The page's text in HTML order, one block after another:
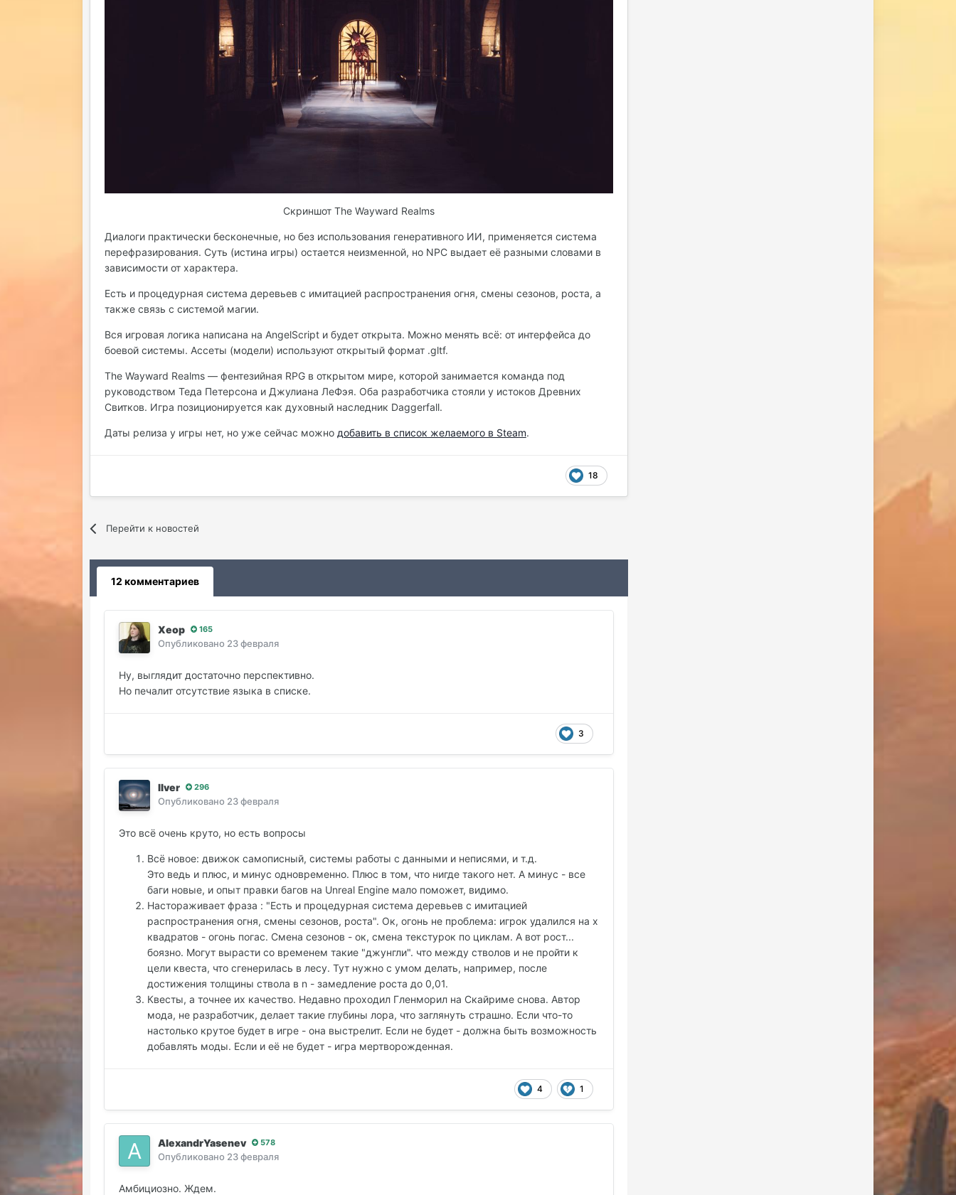
Скриншот The Wayward Realms
Диалоги практически бесконечные, но без использования генеративного ИИ, применяется система
перефразирования. Суть (истина игры) остается неизменной, но NPC выдает её разными словами в
зависимости от характера.
Есть и процедурная система деревьев с имитацией распространения огня, смены сезонов, роста, а
также связь с системой магии.
Вся игровая логика написана на AngelScript и будет открыта. Можно менять всё: от интерфейса до
боевой системы. Ассеты (модели) используют открытый формат .gltf.
The Wayward Realms — фентезийная RPG в открытом мире, которой занимается команда под
руководством Теда Петерсона и Джулиана ЛеФэя. Оба разработчика стояли у истоков Древних
Свитков. Игра позиционируется как духовный наследник Daggerfall.
Даты релиза у игры нет, но уже сейчас можно добавить в список желаемого в Steam.
18
Перейти к новостей
12 комментариев
Хеор 165
Опубликовано 23 февраля
Ну, выглядит достаточно перспективно.
Но печалит отсутствие языка в списке.
3
Ilver 296
Опубликовано 23 февраля
Это всё очень круто, но есть вопросы
Всё новое: движок самописный, системы работы с данными и неписями, и т.д.
Это ведь и плюс, и минус одновременно. Плюс в том, что нигде такого нет. А минус - все
баги новые, и опыт правки багов на Unreal Engine мало поможет, видимо.
Настораживает фраза : "Есть и процедурная система деревьев с имитацией
распространения огня, смены сезонов, роста". Ок, огонь не проблема: игрок удалился на х
квадратов - огонь погас. Смена сезонов - ок, смена текстурок по циклам. А вот рост...
боязно. Могут вырасти со временем такие "джунгли". что между стволов и не пройти к
цели квеста, что сгенерилась в лесу. Тут нужно с умом делать, например, после
достижения толщины ствола в n - замедление роста до 0,01.
Квесты, а точнее их качество. Недавно проходил Гленморил на Скайриме снова. Автор
мода, не разработчик, делает такие глубины лора, что заглянуть страшно. Если что-то
настолько крутое будет в игре - она выстрелит. Если не будет - должна быть возможность
добавлять моды. Если и её не будет - игра мертворожденная.
4 1
AlexandrYasenev 578
Опубликовано 23 февраля
Амбициозно. Ждем.